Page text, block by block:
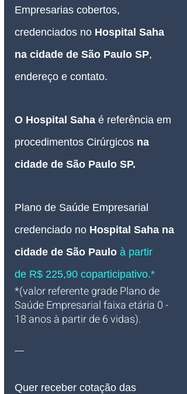
Empresarias cobertos,
credenciados no Hospital Saha
na cidade de São Paulo SP,
endereço e contato.
O Hospital Saha é referência em
procedimentos Cirúrgicos na
cidade de São Paulo SP.
Plano de Saúde Empresarial
credenciado no Hospital Saha na
cidade de São Paulo à partir
de R$ 225,90 coparticipativo.*
*(valor referente grade Plano de
Saúde Empresarial faixa etária 0 -
18 anos à partir de 6 vidas).
__
Quer receber cotação das